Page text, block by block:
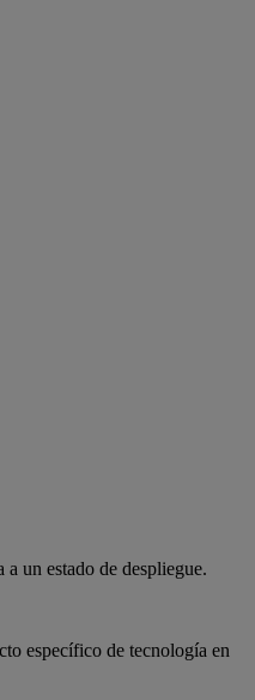
un estado de despliegue.
específico de tecnología en